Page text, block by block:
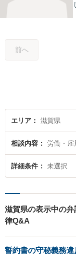
前へ
エリア 滋賀県
相談内容 労働・雇
詳細条件 未選択
滋賀県の表示中の
律Q&A
誓約書の守秘義務違